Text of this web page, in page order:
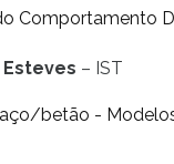
Comportamento
– IST
betão -